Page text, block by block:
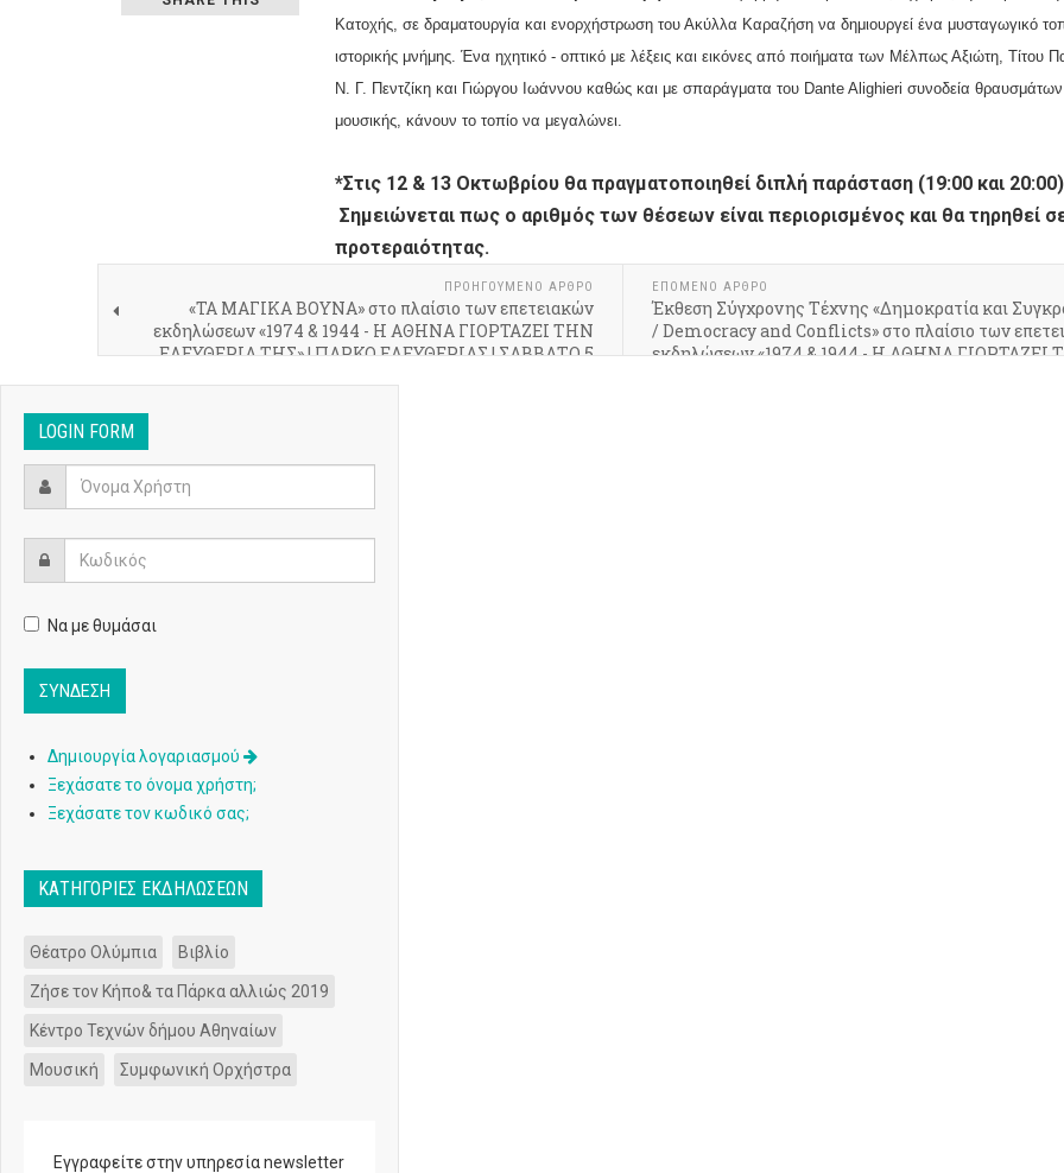
Κατοχής, σε δραματουργία και ενορχήστρωση του Ακύλλα Καραζήση να δημιουργεί ένα μυσταγωγικό
ιστορικής μνήμης. Ένα ηχητικό - οπτικό με λέξεις και εικόνες από ποιήματα των Μέλπως Αξιώτη, Τίτου
Ν. Γ. Πεντζίκη και Γιώργου Ιωάννου καθώς και με σπαράγματα του Dante Alighieri συνοδεία θραυσμάτων
μουσικής κάνουν το τοπίο να μεγαλώνει.
*Στις 12 & 13 Οκτωβρίου θα πραγματοποιηθεί διπλή παράσταση (19:00 και
Σημειώνεται πως ο αριθμός των θέσεων είναι περιορισμένος και θα τηρηθεί
προτεραιότητας.
ΠΡΟΗΓΟΎΜΕΝΟ ΆΡΘΡΟ
«ΤΑ ΜΑΓΙΚΑ ΒΟΥΝΑ» στο πλαίσιο των επετειακών
εκδηλώσεων «1974 & 1944 - Η ΑΘΗΝΑ ΓΙΟΡΤΑΖΕΙ ΤΗΝ
ΕΛΕΥΘΕΡΙΑ ΤΗΣ» | ΠΑΡΚΟ ΕΛΕΥΘΕΡΙΑΣ | ΣΑΒΒΑΤΟ 5
ΕΠΌΜΕΝΟ ΆΡΘΡΟ
Έκθεση Σύγχρονης Τέχνης «Δημοκρατία και
/ Democracy and Conflicts» στο πλαίσιο των
εκδηλώσεων «1974 & 1944 - Η ΑΘΗΝΑ ΓΙΟΡΤΑΖΕΙ
LOGIN FORM
Να με θυμάσαι
Δημιουργία λογαριασμού
Ξεχάσατε το όνομα χρήστη;
Ξεχάσατε τον κωδικό σας;
ΚΑΤΗΓΟΡΊΕΣ ΕΚΔΗΛΏΣΕΩΝ
Θέατρο Ολύμπια Βιβλίο
Ζήσε τον Κήπο& τα Πάρκα αλλιώς 2019
Κέντρο Τεχνών δήμου Αθηναίων
Μουσική Συμφωνική Ορχήστρα
Εγγραφείτε στην υπηρεσία newsletter